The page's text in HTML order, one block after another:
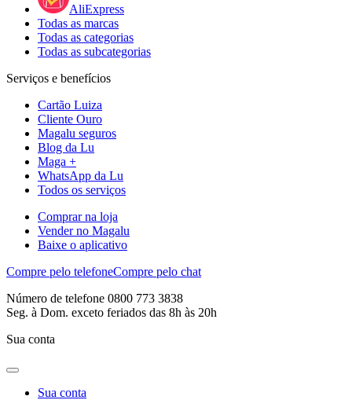
AliExpress
Todas as marcas
Todas as categorias
Todas as subcategorias
Serviços e benefícios
Cartão Luiza
Cliente Ouro
Magalu seguros
Blog da Lu
Maga +
WhatsApp da Lu
Todos os serviços
Comprar na loja
Vender no Magalu
Baixe o aplicativo
Compre pelo telefoneCompre pelo chat
Número de telefone 0800 773 3838
Seg. à Dom. exceto feriados das 8h às 20h
Sua conta
Sua conta